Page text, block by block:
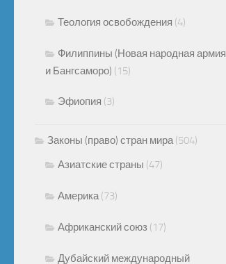
Теология освобождения (4)
Филиппины (Новая народная армия
и Бангсаморо) (15)
Эфиопия (3)
Законы (право) стран мира (504)
Азиатские страны (47)
Америка (73)
Африканский союз (17)
Дубайский международный